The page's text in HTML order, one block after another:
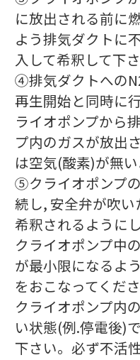
に放出される前に
よう排気ダクトに
入して希釈して下さ
④排気ダクトへの
再生開始と同時に
ライオポンプから
プ内のガスが放出
は空気(酸素)が無い
⑤クライオポンプ
続し, 安全弁が吹
希釈されるように
クライオポンプ中
が最小限になるよ
をおこなってくださ
クライオポンプ内
い状態(例.停電後)
下さい。必ず不活